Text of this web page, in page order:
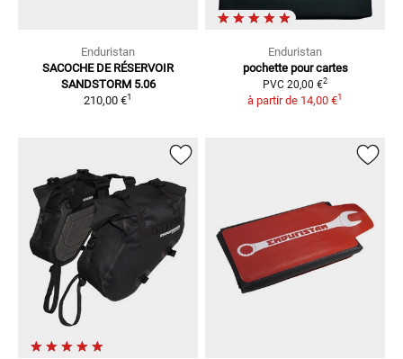
Enduristan
SACOCHE DE RÉSERVOIR
SANDSTORM 5.06
210,00 €1
Enduristan
pochette pour cartes
PVC 20,00 €2
à partir de 14,00 €1